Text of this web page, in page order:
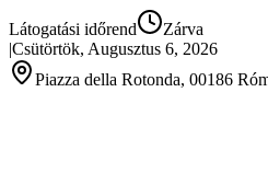
Látogatási időrend
Zárva
|Csütörtök, Augusztus 6, 2026
Piazza della Rotonda, 00186